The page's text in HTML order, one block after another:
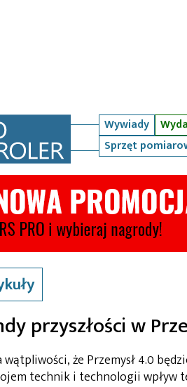
Wywiady
Sprzęt
przyszłości w
wątpliwości, że Przemysł 4.0
technik i technologii wpływ